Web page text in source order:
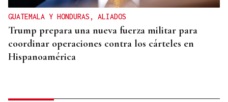
GUATEMALA Y HONDURAS, ALIADOS
Trump prepara una nueva fuerza militar para
coordinar operaciones contra los cárteles en
Hispanoamérica